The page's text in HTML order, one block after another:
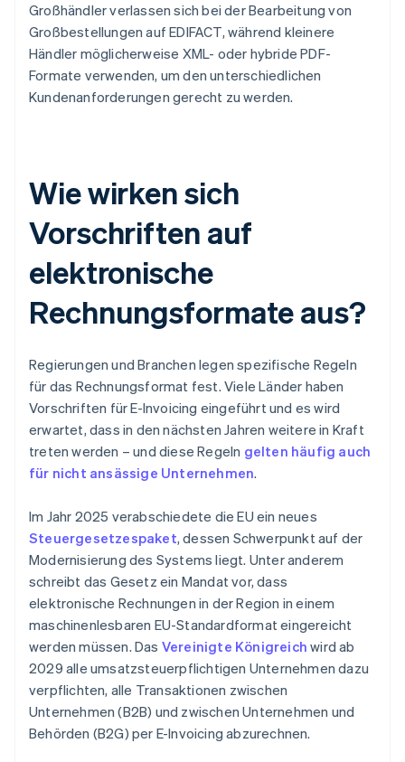
Großhändler verlassen sich bei der Bearbeitung von
Großbestellungen auf EDIFACT, während kleinere
Händler möglicherweise XML- oder hybride PDF-
Formate verwenden, um den unterschiedlichen
Kundenanforderungen gerecht zu werden.
Wie wirken sich
Vorschriften auf
elektronische
Rechnungsformate aus?
Regierungen und Branchen legen spezifische Regeln
für das Rechnungsformat fest. Viele Länder haben
Vorschriften für E-Invoicing eingeführt und es wird
erwartet, dass in den nächsten Jahren weitere in Kraft
treten werden – und diese Regeln gelten häufig auch
für nicht ansässige Unternehmen.
Im Jahr 2025 verabschiedete die EU ein neues
Steuergesetzespaket, dessen Schwerpunkt auf der
Modernisierung des Systems liegt. Unter anderem
schreibt das Gesetz ein Mandat vor, dass
elektronische Rechnungen in der Region in einem
maschinenlesbaren EU-Standardformat eingereicht
werden müssen. Das Vereinigte Königreich wird ab
2029 alle umsatzsteuerpflichtigen Unternehmen dazu
verpflichten, alle Transaktionen zwischen
Unternehmen (B2B) und zwischen Unternehmen und
Behörden (B2G) per E-Invoicing abzurechnen.